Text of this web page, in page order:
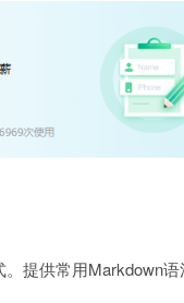
提供常用Markdown